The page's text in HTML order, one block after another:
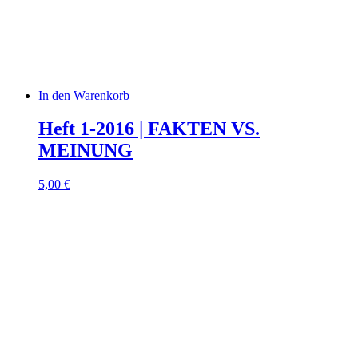
In den Warenkorb
Heft 1-2016 | FAKTEN VS.
MEINUNG
5,00 €